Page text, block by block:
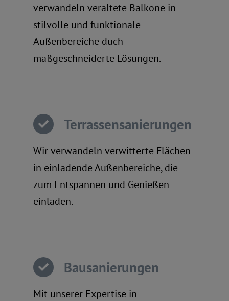
verwandeln veraltete Balkone in
stilvolle und funktionale
Außenbereiche duch
maßgeschneiderte Lösungen.
Terrassensanierungen
Wir verwandeln verwitterte Flächen
in einladende Außenbereiche, die
zum Entspannen und Genießen
einladen.
Bausanierungen
Mit unserer Expertise in